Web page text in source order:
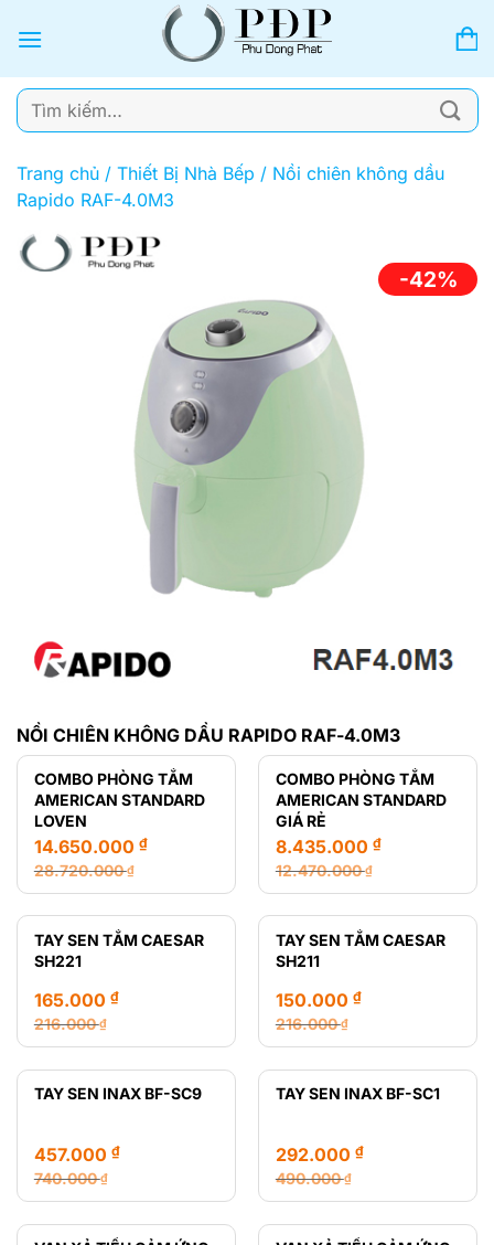
qua
dung
Tìm
kiếm:
Trang chủ / Thiết Bị Nhà Bếp / Nồi chiên không dầu
Rapido RAF-4.0M3
-42%
NỒI CHIÊN KHÔNG DẦU RAPIDO RAF-4.0M3
COMBO PHÒNG TẮM
AMERICAN STANDARD
LOVEN
28.720.000₫
Giá
gốc
là:
28.720.000 ₫.
14.650.000 ₫
Giá
hiện
tại
là:
COMBO PHÒNG TẮM
AMERICAN STANDARD
GIÁ RẺ
12.470.000₫
Giá
gốc
là:
12.470.000 ₫.
8.435.000 ₫
Giá
hiện
tại
là:
TAY SEN TẮM CAESAR
SH221
216.000₫
Giá
gốc
là:
165.000 ₫
Giá
hiện
tại
TAY SEN TẮM CAESAR
SH211
216.000₫
Giá
gốc
là:
150.000 ₫
Giá
hiện
tại
TAY SEN INAX BF-SC9
740.000₫
Giá
gốc
457.000 ₫
Giá
hiện
TAY SEN INAX BF-SC1
490.000₫
Giá
gốc
292.000 ₫
Giá
hiện